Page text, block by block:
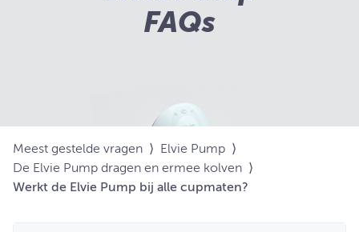
FAQs
Meest gestelde vragen ⟩ Elvie Pump ⟩
De Elvie Pump dragen en ermee kolven ⟩
Werkt de Elvie Pump bij alle cupmaten?